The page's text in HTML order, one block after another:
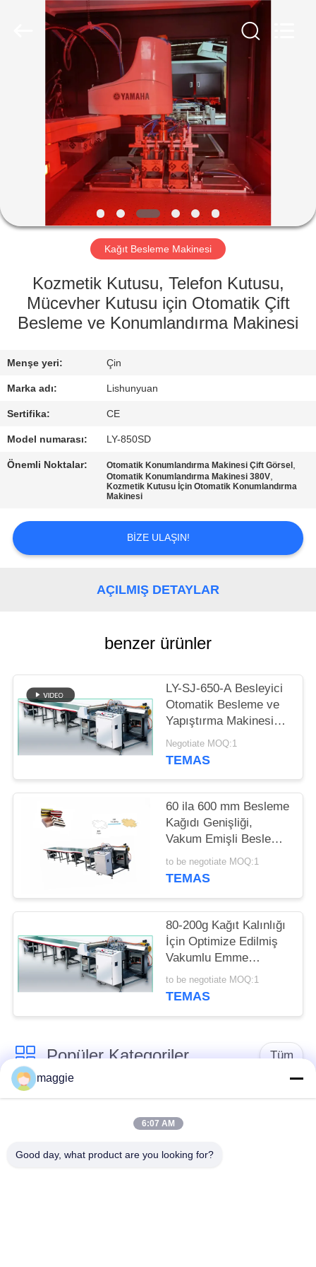
EVDE
ÜRÜN
BIZIM
HAKKIMIZDA
FABRIKA
KALITE
KONTROLÜ
BIZIMLE
İLETIŞIM
HABERLER
SITE
POLITIKASI
Kağıt Besleme Makinesi
Kozmetik Kutusu, Telefon Kutusu,
Mücevher Kutusu için Otomatik Çift
Besleme ve Konumlandırma Makinesi
Menşe yeri: Çin
Marka adı: Lishunyuan
Sertifika: CE
Model numarası: LY-850SD
Önemli Noktalar: Otomatik Konumlandırma Makinesi Çift Görsel ,
Otomatik Konumlandırma Makinesi 380V,
Kozmetik Kutusu İçin Otomatik Konumlandırma
Makinesi
BIZE ULAŞIN!
AÇILMIŞ DETAYLAR
benzer ürünler
LY-SJ-650-A Besleyici
Otomatik Besleme ve
Yapıştırma Makinesi
Hızlandırma O 20- 50
Birim / Dakika
Negotiate MOQ:1
TEMAS
60 ila 600 mm Besleme
Kağıdı Genişliği,
Vakum Emişli Besleme
Yöntemi ve Kağıt
İşleme İçin 380V 50Hz
Makinesi
to be negotiate MOQ:1
TEMAS
80-200g Kağıt Kalınlığı
İçin Optimize Edilmiş
Vakumlu Emme
Yöntemli Kağıt
Besleme Makinesi
to be negotiate MOQ:1
TEMAS
Popüler Kategoriler Tüm
Sert Kutu Yapma
Karton kutu yapımı
makine
Automatic Paper Box
Automatic Case
maggie
6:07 AM
Good day, what product are you looking for?